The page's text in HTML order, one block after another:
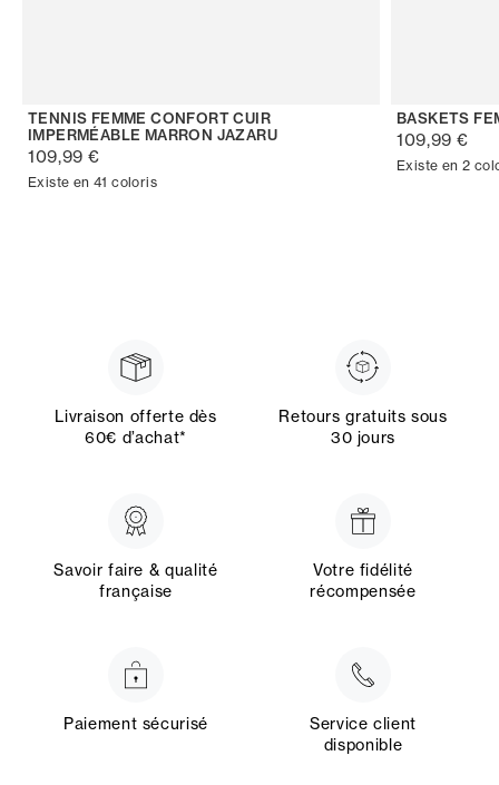
TENNIS FEMME CONFORT CUIR
IMPERMÉABLE MARRON JAZARU
109,99 €
Existe en 41 coloris
BASKETS
109,99 €
Existe en 2
Livraison offerte dès
60€ d’achat*
Retours gratuits sous
30 jours
Savoir faire & qualité
française
Votre fidélité
récompensée
Paiement sécurisé
Service client
disponible